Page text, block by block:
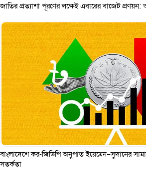
জাতির প্রত্যাশা পূরণের লক্ষেই এবারের বাজেট প্রণয়ন:
বাংলাদেশে কর-জিডিপি অনুপাত ইয়েমেন–সুদানের
সতর্কতা